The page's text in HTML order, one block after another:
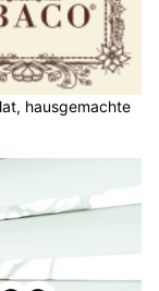
hausgemachte